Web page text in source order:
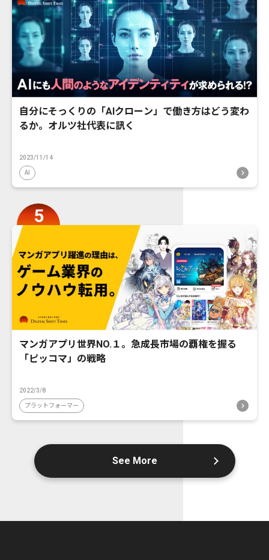
自分にそっくりの「AIクローン」で働き方はどう変わ
るか。オルツ社代表に訊く
2023/11/14
AI
マンガアプリ世界NO.１。急成長市場の覇権を握る
「ピッコマ」の戦略
2022/3/8
プラットフォーマー
See More